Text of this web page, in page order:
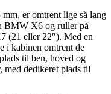
er omtrent lige så lang
BMW X6 og ruller på
(21 eller 22″). Med en
i kabinen omtrent de
til ben, hoved og
med dedikeret plads til